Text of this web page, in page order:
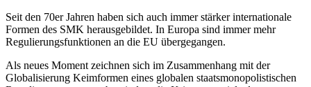
Seit den 70er Jahren haben sich auch immer stärker internationale
Formen des SMK herausgebildet. In Europa sind immer mehr
Regulierungsfunktionen an die EU übergegangen.
Als neues Moment zeichnen sich im Zusammenhang mit der
Globalisierung Keimformen eines globalen staatsmonopolistischen